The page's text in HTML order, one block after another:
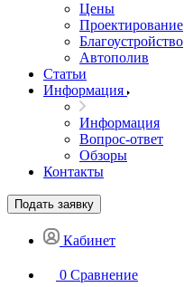
Цены
Проектирование
Благоустройство
Автополив
Статьи
Информация
Информация
Вопрос-ответ
Обзоры
Контакты
Подать заявку
Кабинет
0 Сравнение